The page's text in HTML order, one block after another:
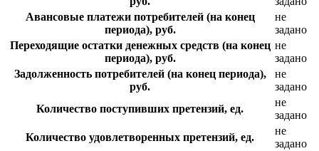
Авансовые платежи потребителей (на конец
периода), руб.
не
задано
Переходящие остатки денежных средств (на конец
периода), руб.
не
задано
Задолженность потребителей (на конец периода),
руб.
не
задано
Количество поступивших претензий, ед.
не
задано
Количество удовлетворенных претензий, ед.
не
задано